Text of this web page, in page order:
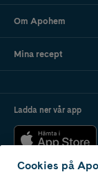
Om Apohem
Mina recept
Ladda ner vår app
Cookies på